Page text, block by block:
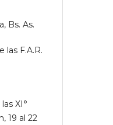
Bs. As.
las F.A.R.
XI°
19 al 22